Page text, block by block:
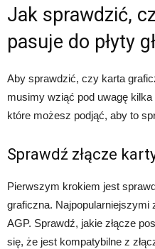
Jak sprawdzić,
pasuje do płyty
Aby sprawdzić, czy karta
musimy wziąć pod uwagę
które możesz podjąć, aby to
Sprawdź złącze
Pierwszym krokiem jest
graficzna. Najpopularniejszymi
AGP. Sprawdź, jakie złącze
się, że jest kompatybilne z